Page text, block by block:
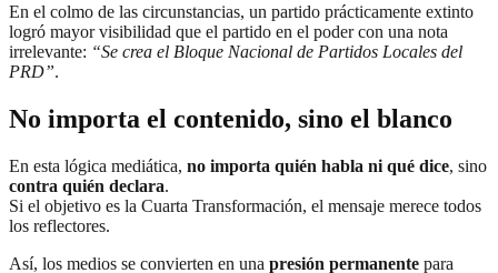
En el colmo de las circunstancias, un partido prácticamente extinto
logró mayor visibilidad que el partido en el poder con una nota
irrelevante: “Se crea el Bloque Nacional de Partidos Locales del
PRD”.
No importa el contenido, sino el blanco
En esta lógica mediática, no importa quién habla ni qué dice, sino
contra quién declara.
Si el objetivo es la Cuarta Transformación, el mensaje merece todos
los reflectores.
Así, los medios se convierten en una presión permanente para